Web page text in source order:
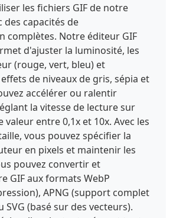
les fichiers GIF de notre
des capacités de
complètes. Notre éditeur GIF
d'ajuster la luminosité, les
(rouge, vert, bleu) et
de niveaux de gris, sépia et
accélérer ou ralentir
la vitesse de lecture sur
entre 0,1x et 10x. Avec les
vous pouvez spécifier la
en pixels et maintenir les
pouvez convertir et
GIF aux formats WebP
APNG (support complet
SVG (basé sur des vecteurs).